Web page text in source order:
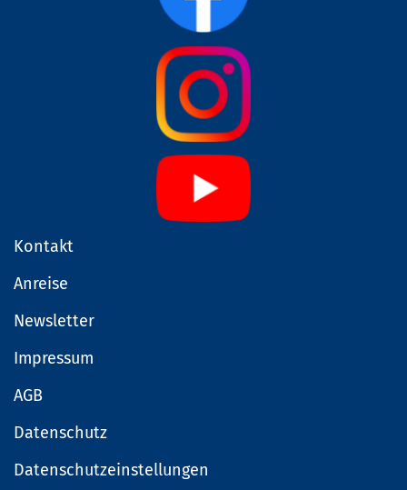
Kontakt
Anreise
Newsletter
Impressum
AGB
Datenschutz
Datenschutzeinstellungen